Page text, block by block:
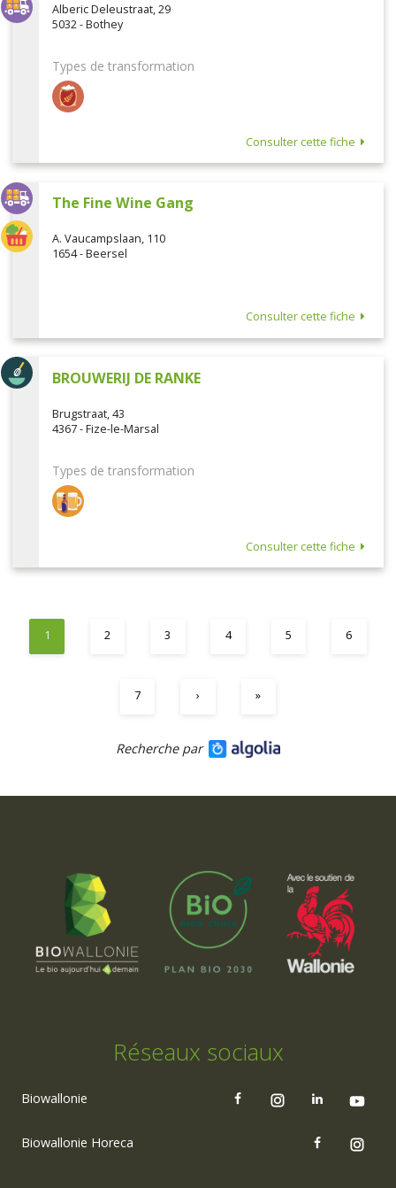
Alberic Deleustraat, 29
5032 - Bothey
Types de transformation
Consulter cette fiche
The Fine Wine Gang
A. Vaucampslaan, 110
1654 - Beersel
Consulter cette fiche
BROUWERIJ DE RANKE
Brugstraat, 43
4367 - Fize-le-Marsal
Types de transformation
Consulter cette fiche
1 2 3 4 5 6
7 › »
Recherche par
Réseaux sociaux
Biowallonie
Biowallonie Horeca